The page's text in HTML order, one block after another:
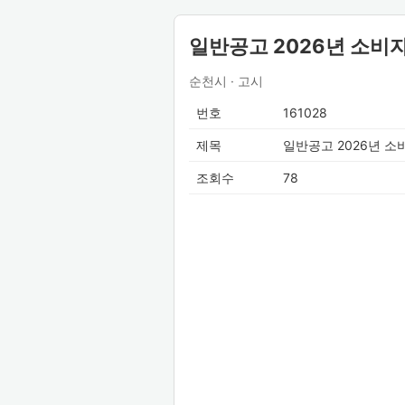
일반공고 2026년 소비
순천시 · 고시
번호 161028
제목 일반공고 2026년 소
조회수 78